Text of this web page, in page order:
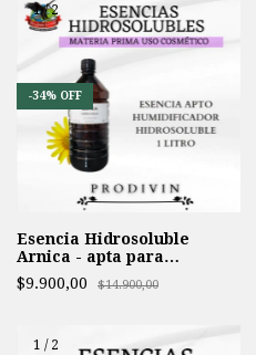
1/2
-34% OFF
Esencia Hidrosoluble
Arnica - apta para
Humidificador
$9.900,00 $14.900,00
1 / 2